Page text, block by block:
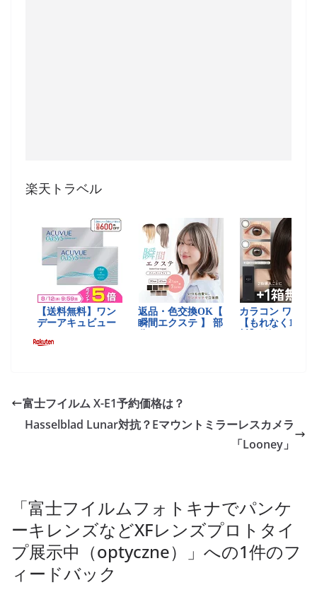
楽天トラベル
富士フイルム X-E1予約価格は？
Hasselblad Lunar対抗？Eマウントミラーレスカメラ
「Looney」
「富士フイルムフォトキナでパンケ
ーキレンズなどXFレンズプロトタイ
プ展示中（optyczne）
」への1件のフ
ィードバック